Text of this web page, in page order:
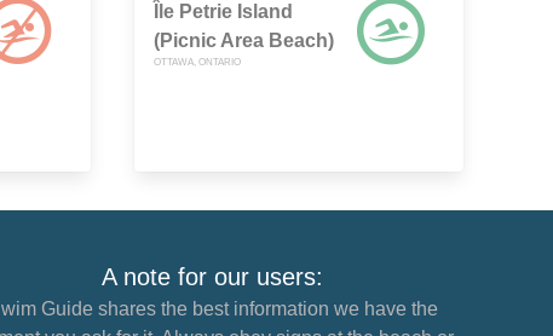
Île Petrie Island
(Picnic Area Beach)
OTTAWA, ONTARIO
A note for our users:
Guide shares the best information we have the